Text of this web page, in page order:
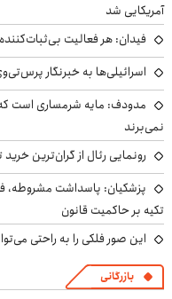
آمریکایی شد
فیدان: هر فعالیت
اسرائیلی‌ها به خبرنگار
مدودف: مایه شرمساری است که
نمی‌برند
رونمایی رئال از گران‌ترین
پزشکیان: پاسداشت مشروطه،
تکیه بر حاکمیت قانون
این صور فلکی را به راحتی
بازرگانی